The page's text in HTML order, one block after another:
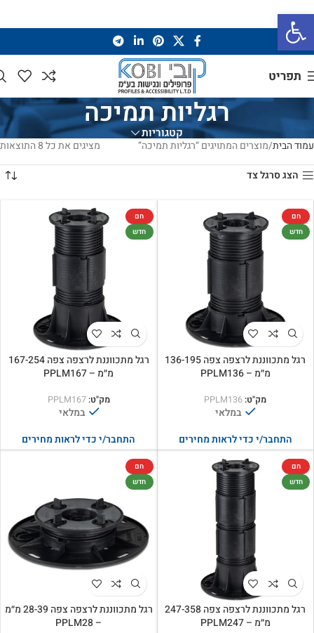
פתח סרגל נגישות
תפריט
רגליות תמיכה
קטגוריות
עמוד הבית מוצרים המתויגים “רגליות תמיכה”
מציגים את כל ⁦8⁩ התוצאות
הצג סרגל צד
חם
חדש
רגל מתכווננת לרצפה צפה 136-195
מ״מ – PPLM136
מק"ט: PPLM136
במלאי
התחבר/י כדי לראות מחירים
חם
חדש
רגל מתכווננת לרצפה צפה 167-254
מ״מ – PPLM167
מק"ט:PPLM167
במלאי
התחבר/י כדי לראות מחירים
חם
חדש
רגל מתכווננת לרצפה צפה 247-358
מ״מ – PPLM247
חם
חדש
רגל מתכווננת לרצפה צפה 28-39 מ״מ
– PPLM28